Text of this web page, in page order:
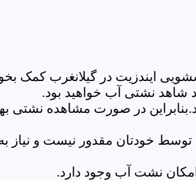
ایندزیت در گیلانغرب کمک
شاهد نشتی آب خواهید بود.
در صورت مشاهده نشتی
توسط خودتان مقدور نیست و
نشت آب وجود دارد.